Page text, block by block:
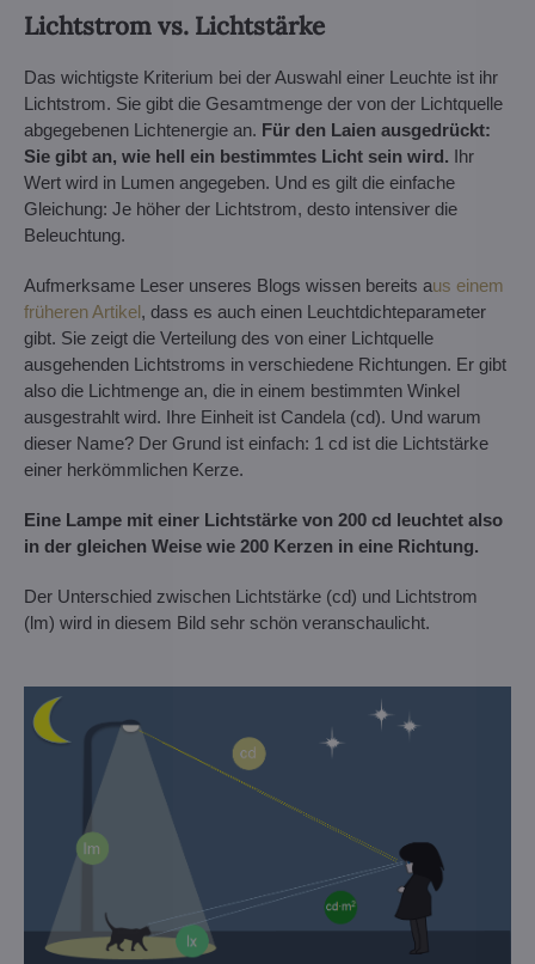
Lichtstrom vs. Lichtstärke
Das wichtigste Kriterium bei der Auswahl einer Leuchte ist ihr
Lichtstrom. Sie gibt die Gesamtmenge der von der Lichtquelle
abgegebenen Lichtenergie an. Für den Laien ausgedrückt:
Sie gibt an, wie hell ein bestimmtes Licht sein wird. Ihr
Wert wird in Lumen angegeben. Und es gilt die einfache
Gleichung: Je höher der Lichtstrom, desto intensiver die
Beleuchtung.
Aufmerksame Leser unseres Blogs wissen bereits aus einem
früheren Artikel, dass es auch einen Leuchtdichteparameter
gibt. Sie zeigt die Verteilung des von einer Lichtquelle
ausgehenden Lichtstroms in verschiedene Richtungen. Er gibt
also die Lichtmenge an, die in einem bestimmten Winkel
ausgestrahlt wird. Ihre Einheit ist Candela (cd). Und warum
dieser Name? Der Grund ist einfach: 1 cd ist die Lichtstärke
einer herkömmlichen Kerze.
Eine Lampe mit einer Lichtstärke von 200 cd leuchtet also
in der gleichen Weise wie 200 Kerzen in eine Richtung.
Der Unterschied zwischen Lichtstärke (cd) und Lichtstrom
(lm) wird in diesem Bild sehr schön veranschaulicht.